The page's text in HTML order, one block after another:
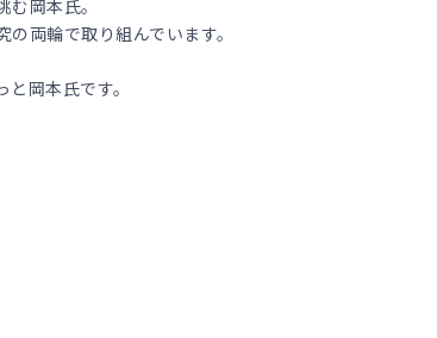
岡本氏。
両輪で取り組んでいます。
岡本氏です。